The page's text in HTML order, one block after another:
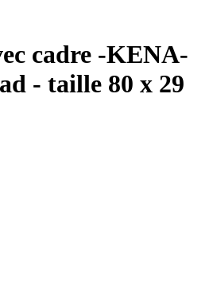
cadre -KENA-
- taille 80 x 29